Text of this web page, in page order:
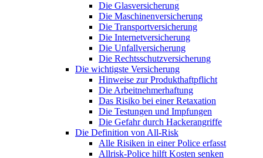
Die Glasversicherung
Die Maschinenversicherung
Die Transportversicherung
Die Internetversicherung
Die Unfallversicherung
Die Rechtsschutzversicherung
Die wichtigste Versicherung
Hinweise zur Produkthaftpflicht
Die Arbeitnehmerhaftung
Das Risiko bei einer Retaxation
Die Testungen und Impfungen
Die Gefahr durch Hackerangriffe
Die Definition von All-Risk
Alle Risiken in einer Police erfasst
Allrisk-Police hilft Kosten senken